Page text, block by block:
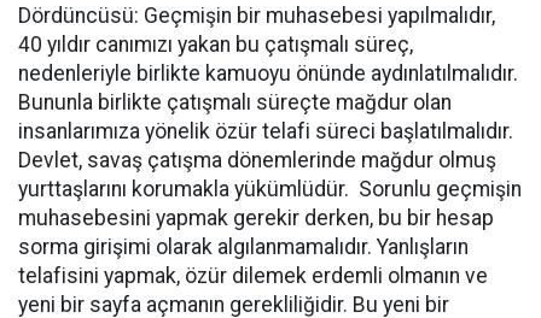
Dördüncüsü: Geçmişin bir muhasebesi yapılmalıdır,
40 yıldır canımızı yakan bu çatışmalı süreç,
nedenleriyle birlikte kamuoyu önünde aydınlatılmalıdır.
Bununla birlikte çatışmalı süreçte mağdur olan
insanlarımıza yönelik özür telafi süreci başlatılmalıdır.
Devlet, savaş çatışma dönemlerinde mağdur olmuş
yurttaşlarını korumakla yükümlüdür. Sorunlu geçmişin
muhasebesini yapmak gerekir derken, bu bir hesap
sorma girişimi olarak algılanmamalıdır. Yanlışların
telafisini yapmak, özür dilemek erdemli olmanın ve
yeni bir sayfa açmanın gerekliliğidir. Bu yeni bir